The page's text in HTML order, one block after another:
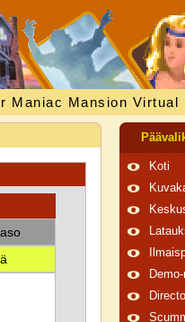
Maniac Mansion Virtual
Koti